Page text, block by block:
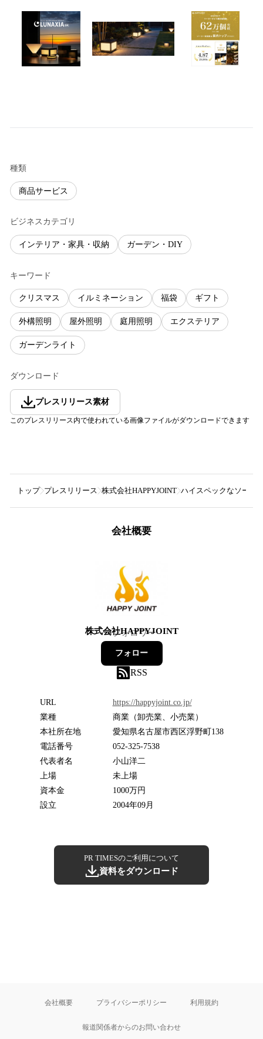
種類
商品サービス
ビジネスカテゴリ
インテリア・家具・収納 ガーデン・DIY
キーワード
クリスマス イルミネーション 福袋 ギフト
外構照明 屋外照明 庭用照明 エクステリア
ガーデンライト
ダウンロード
プレスリリース素材
このプレスリリース内で使われている画像ファイルがダウンロードできます
トップ プレスリリース 株式会社HAPPYJOINT ハイスペックなソーラ
会社概要
株式会社HAPPYJOINT
4フォロワー
フォロー
RSS
URL
https://happyjoint.co.jp/
業種
商業（卸売業、小売業）
本社所在地
愛知県名古屋市西区浮野町138
電話番号
052-325-7538
代表者名
小山洋二
上場
未上場
資本金
1000万円
設立
2004年09月
PR TIMESのご利用について
資料をダウンロード
会社概要 プライバシーポリシー 利用規約
報道関係者からのお問い合わせ